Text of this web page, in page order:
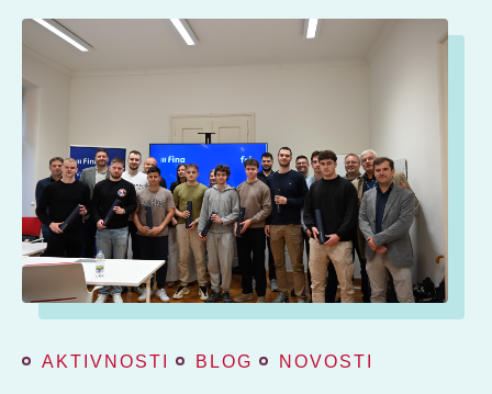
AKTIVNOSTI BLOG NOVOSTI